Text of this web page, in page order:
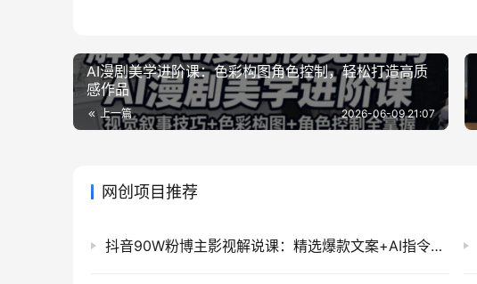
AI漫剧美学进阶课：色彩构图角色控制，轻松打造高质
感作品
上一篇 2026-06-09 21:07
网创项目推荐
抖音90W粉博主影视解说课：精选爆款文案+AI指令+剪辑配音变现